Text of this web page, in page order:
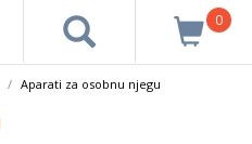
0
Aparati za osobnu njegu